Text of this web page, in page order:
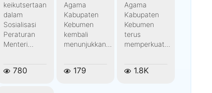
keikutsertaan
dalam
Sosialisasi
Peraturan
Menteri...
780
Agama
Kabupaten
Kebumen
kembali
menunjukkan...
179
Agama
Kabupaten
Kebumen
terus
memperkuat...
1.8K